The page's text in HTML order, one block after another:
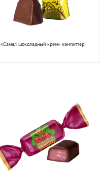
«Самал шоколадный крем» кәмпиттері